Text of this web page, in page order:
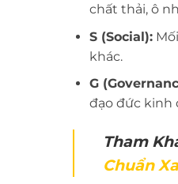
chất thải, ô
S (Social):
khác.
G
đạo đức kinh
Tham
Chuẩn